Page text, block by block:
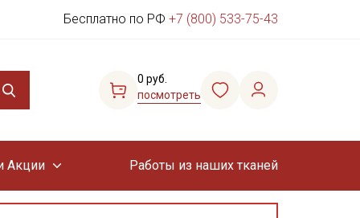
Бесплатно по РФ +7 (800) 533-75-43
0 руб.
посмотреть
Акции Работы из наших тканей